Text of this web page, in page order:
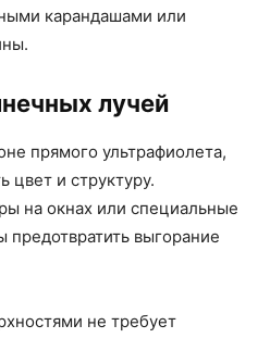
карандашами или
лучей
прямого ультрафиолета,
цвет и структуру.
на окнах или специальные
выгорание
не требует